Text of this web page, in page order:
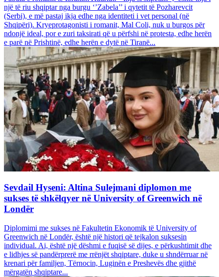
një të riu shqiptar nga burgu ‘’Zabela’’ i qytetit të Pozharevcit
(Serbi), e më pastaj ikja edhe nga identiteti i vet personal (në
Shqipëri). Kryeprotagonisti i romanit, Mal Coli, nuk u burgos për
ndonjë ideal, por e zuri taksirati që u përfshi në protesta, edhe herën
e parë në Prishtinë, edhe herën e dytë në Tiranë...
Sevdail Hyseni: Altina Sulejmani diplomon me
sukses të shkëlqyer në University of Greenwich në
Londër
Diplomimi me sukses në Fakultetin Ekonomik të University of
Greenwich në Londër, është një histori që tejkalon suksesin
individual. Ai, është një dëshmi e fuqisë së dijes, e përkushtimit dhe
e lidhjes së pandërprerë me rrënjët shqiptare, duke u shndërruar në
krenari për familjen, Tërnocin, Luginën e Preshevës dhe gjithë
mërgatën shqiptare...